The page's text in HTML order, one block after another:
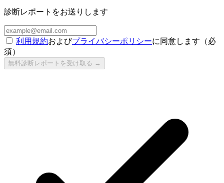
診断レポートをお送りします
利用規約およびプライバシーポリシーに同意します（必
須）
無料診断レポートを受け取る →